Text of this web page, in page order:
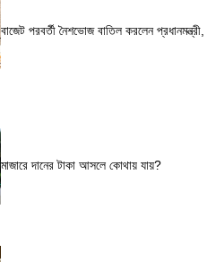
বাজেট পরবর্তী নৈশভোজ বাতিল করলেন প্রধানমন্ত্রী,
মাজারে দানের টাকা আসলে কোথায় যায়?